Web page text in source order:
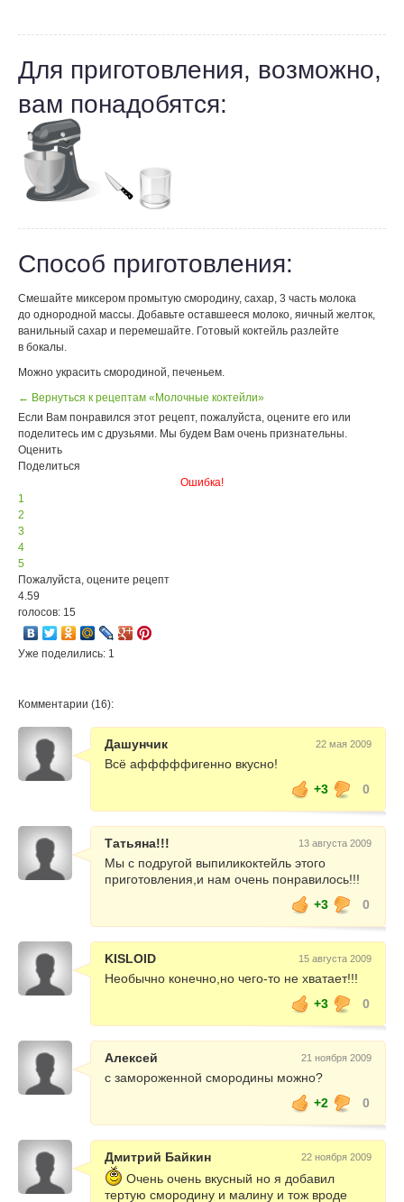
Для приготовления, возможно,
вам понадобятся:
Способ приготовления:
Смешайте миксером промытую смородину, сахар, 3 часть молока
до однородной массы. Добавьте оставшееся молоко, яичный желток,
ванильный сахар и перемешайте. Готовый коктейль разлейте
в бокалы.
Можно украсить смородиной, печеньем.
← Вернуться к рецептам «Молочные коктейли»
Если Вам понравился этот рецепт, пожалуйста, оцените его или
поделитесь им с друзьями. Мы будем Вам очень признательны.
Оценить
Поделиться
Ошибка!
1
2
3
4
5
Пожалуйста, оцените рецепт
4.59
голосов: 15
Уже поделились: 1
Комментарии (16):
Дашунчик 22 мая 2009
Всё афффффигенно вкусно!
+3
0
Татьяна!!! 13 августа 2009
Мы с подругой выпиликоктейль этого
приготовления,и нам очень понравилось!!!
+3
0
KISLOID 15 августа 2009
Необычно конечно,но чего-то не хватает!!!
+3
0
Алексей 21 ноября 2009
с замороженной смородины можно?
+2
0
Дмитрий Байкин 22 ноября 2009
Очень очень вкусный но я добавил
тертую смородину и малину и тож вроде